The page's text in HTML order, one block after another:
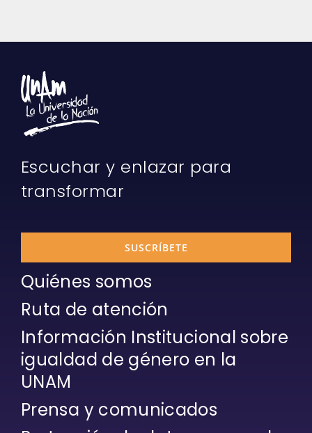
Escuchar y enlazar para
transformar
SUSCRÍBETE
Quiénes somos
Ruta de atención
Información Institucional sobre
igualdad de género en la
UNAM
Prensa y comunicados